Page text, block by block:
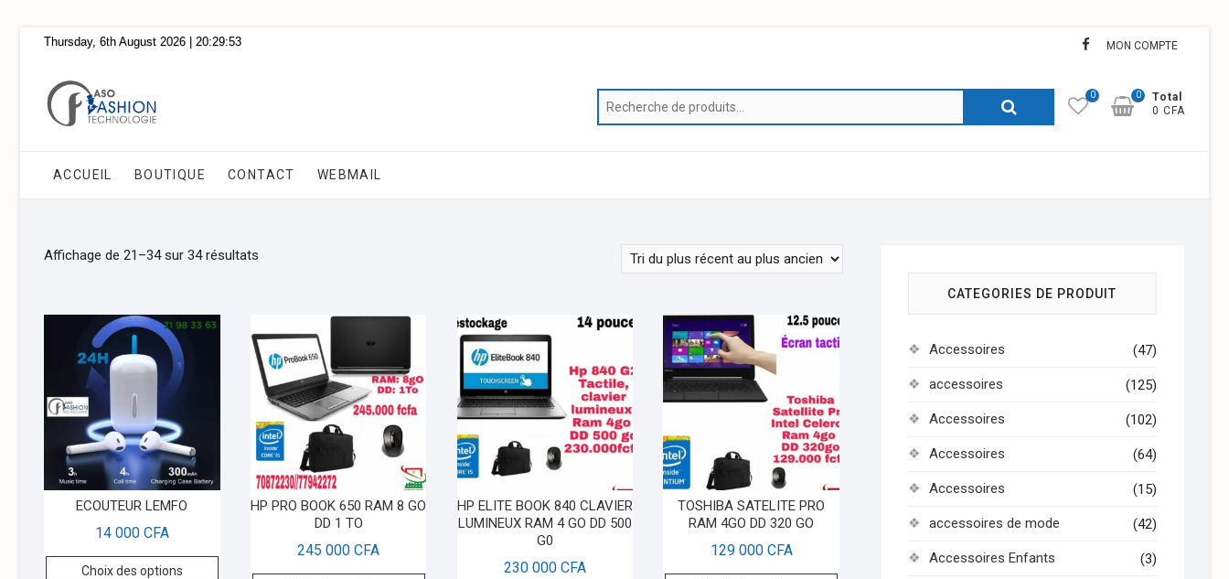
content
Thursday, 6th August 2026 | 20:29:53 facebook
MON COMPTE
Recherche
0
Total
0 CFA
0
ACCUEIL BOUTIQUE CONTACT WEBMAIL
Affichage de 21–34 sur 34 résultats
ECOUTEUR LEMFO
14 000 CFA
Choix des options
HP PRO BOOK 650 RAM 8 GO
DD 1 TO
245 000CFA
HP ELITE BOOK 840 CLAVIER
LUMINEUX RAM 4 GO DD 500
G0
230 000 CFA
TOSHIBA SATELITE PRO
RAM 4GO DD 320 GO
129 000 CFA
CATEGORIES DE PRODUIT
Accessoires (47)
accessoires (125)
Accessoires (102)
Accessoires (64)
Accessoires (15)
accessoires de mode (42)
Accessoires Enfants (3)